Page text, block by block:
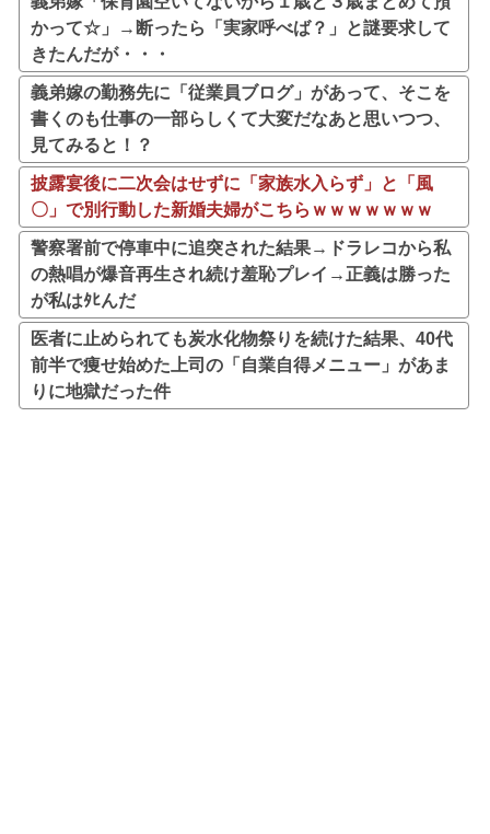
かって☆」→断ったら「実家呼べば？」と謎要求して
きたんだが・・・
義弟嫁の勤務先に「従業員ブログ」があって、そこを
書くのも仕事の一部らしくて大変だなあと思いつつ、
見てみると！？
披露宴後に二次会はせずに「家族水入らず」と「風
〇」で別行動した新婚夫婦がこちらｗｗｗｗｗｗｗ
警察署前で停車中に追突された結果→ドラレコから私
の熱唱が爆音再生され続け羞恥プレイ→正義は勝った
が私はﾀﾋんだ
医者に止められても炭水化物祭りを続けた結果、40代
前半で痩せ始めた上司の「自業自得メニュー」があま
りに地獄だった件